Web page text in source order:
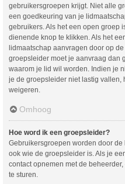
gebruikersgroepen krijgt. Niet alle
een goedkeuring van je
gebruikers. Als het een open groep
dienende knop te klikken. Als het
lidmaatschap aanvragen door op
groepsleider moet je aanvraag dan
waarom je lid wil worden. Indien je
je de groepsleider niet lastig vallen,
weigeren.
Omhoog
Hoe word ik een groepsleider?
Gebruikersgroepen worden door
ook wie de groepsleider is. Als je
contact opnemen met de
te sturen.